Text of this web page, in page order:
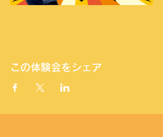
この体験会をシェア